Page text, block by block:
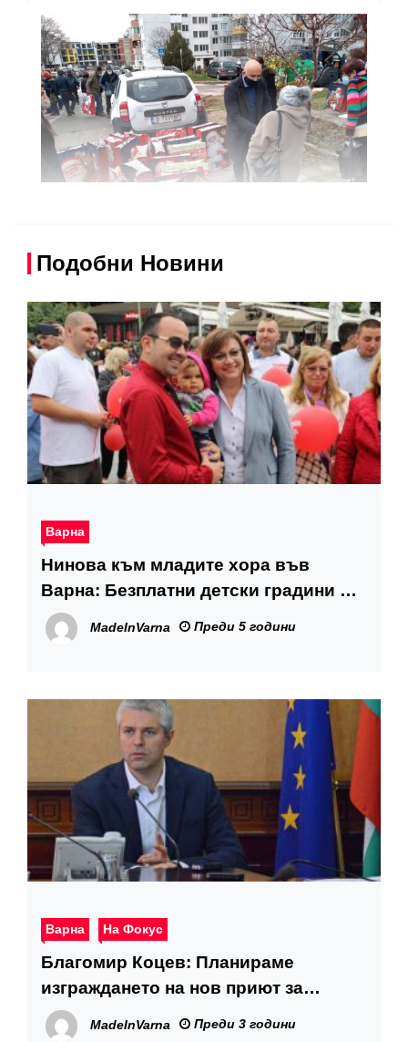
Подобни Новини
Варна
Нинова към младите хора във
Варна: Безплатни детски градини и
ясли за младите семейства
MadeInVarna Преди 5 години
Варна На Фокус
Благомир Коцев: Планираме
изграждането на нов приют за
безстопанствени кучета
MadeInVarna Преди 3 години